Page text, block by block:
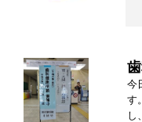
今
す
し